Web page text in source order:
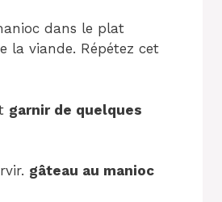
dans le plat
la viande. Répétez cet
garnir de quelques
gâteau au manioc